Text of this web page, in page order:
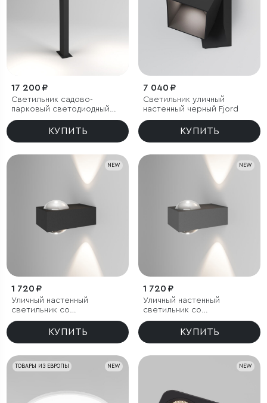
17 200 ₽
Светильник садово-
парковый светодиодный
Fjord
КУПИТЬ
7 040 ₽
Светильник уличный
настенный черный Fjord
КУПИТЬ
NEW
1 720 ₽
Уличный настенный
светильник со
светодиодами Lenses
КУПИТЬ
NEW
1 720 ₽
Уличный настенный
светильник со
светодиодами Lenses
КУПИТЬ
NEW
ТОВАРЫ ИЗ ЕВРОПЫ NEW